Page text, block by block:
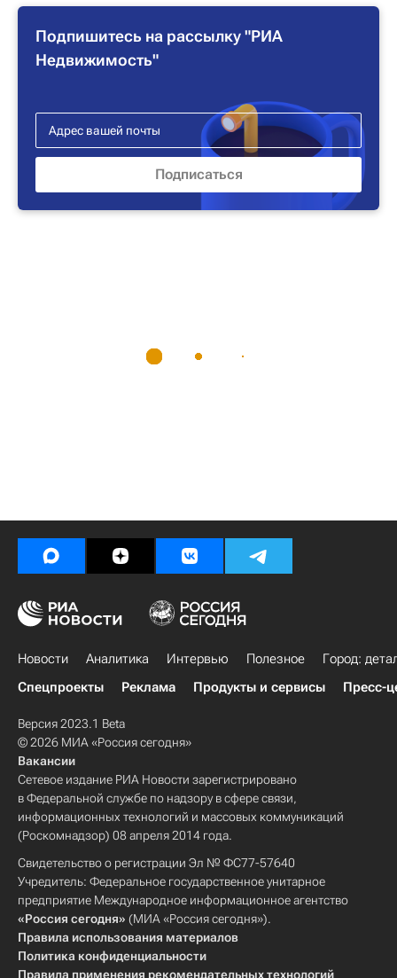
Подпишитесь на рассылку "РИА
Недвижимость"
Новости Аналитика Интервью Полезное
Город:
Спецпроекты
Реклама Продукты и сервисы Пресс-
Версия 2023.1 Beta
© 2026 МИА «Россия сегодня»
Вакансии
Сетевое издание РИА Новости зарегистрировано
в Федеральной службе по надзору в сфере связи,
информационных технологий и массовых коммуникаций
(Роскомнадзор) 08 апреля 2014 года.
Свидетельство о регистрации Эл № ФС77-57640
Учредитель: Федеральное государственное унитарное
предприятие Международное информационное агентство
«Россия сегодня» (МИА «Россия сегодня»).
Правила использования материалов
Политика конфиденциальности
Правила применения рекомендательных технологий